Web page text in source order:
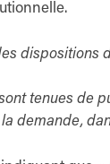
dispositions
tenues
demande,